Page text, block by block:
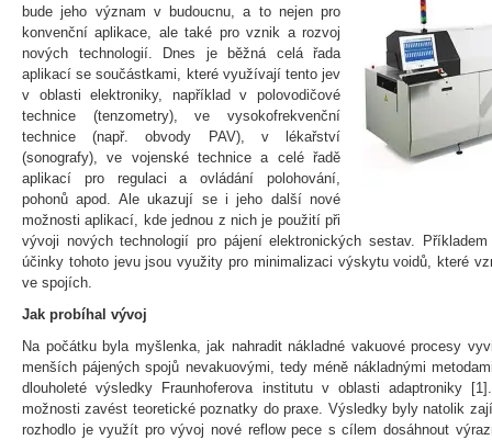
bude jeho význam v budoucnu, a to nejen pro
konvenční aplikace, ale také pro vznik a rozvoj
nových technologií. Dnes je běžná celá řada
aplikací se součástkami, které využívají tento jev
v oblasti elektroniky, například v polovodičové
technice (tenzometry), ve vysokofrekvenční
technice (např. obvody PAV), v lékařství
(sonografy), ve vojenské technice a celé řadě
aplikací pro regulaci a ovládání polohování,
pohonů apod. Ale ukazují se i jeho další nové
možnosti aplikací, kde jednou z nich je použití při
vývoji nových technologií pro pájení elektronických sestav.
účinky tohoto jevu jsou využity pro minimalizaci výskytu voidů, které
ve spojích.
Jak probíhal vývoj
Na počátku byla myšlenka, jak nahradit nákladné vakuové procesy
menších pájených spojů nevakuovými, tedy méně nákladnými
dlouholeté výsledky Fraunhoferova institutu v oblasti adaptroniky
možnosti zavést teoretické poznatky do praxe. Výsledky byly natolik
rozhodlo je využít pro vývoj nové reflow pece s cílem dosáhnout